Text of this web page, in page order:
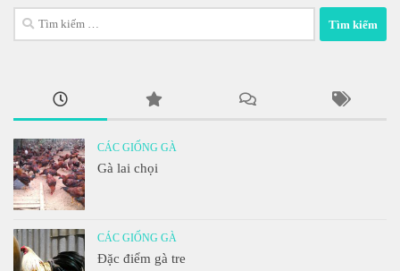
Tìm
kiếm
CÁC GIỐNG GÀ
Gà lai chọi
CÁC GIỐNG GÀ
Đặc điểm gà tre